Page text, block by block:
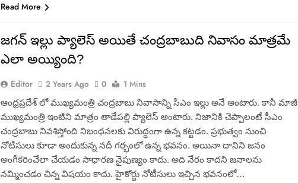
Read More
జగన్ ఇల్లు ప్యాలెస్ అయితే చంద్రబాబుది నివాసం మాత్రమే
ఎలా అయ్యింది?
Editor 2 Years Ago 0 1 Mins
ఆంధ్రప్రదేశ్ లో ముఖ్యమంత్రి చంద్రబాబు నివాసాన్ని సీఎం ఇల్లు అనే అంటారు. కానీ మాజీ
ముఖ్యమంత్రి ఇంటిని మాత్రం తాడేపల్లి ప్యాలెస్ అంటారు. నిజానికి చెప్పాలంటే సీఎం
చంద్రబాబు నివశిస్తోంది నిబంధనలకు విరుద్ధంగా ఉన్న కట్టడం. ప్రభుత్వం నుంచి
నోటీసులు కూడా అందుకున్న నదీ గర్భంలో ఉన్న భవనం. అయినా దానిని జనం
అంగీకరించేలా చేయడం సాధారణ నైపుణ్యం కాదు. అది నేరం కాదని జనాలను
నమ్మించడం చిన్న విషయం కాదు. హైకోర్టు నోటీసులు ఇచ్చిన భవనంలో…